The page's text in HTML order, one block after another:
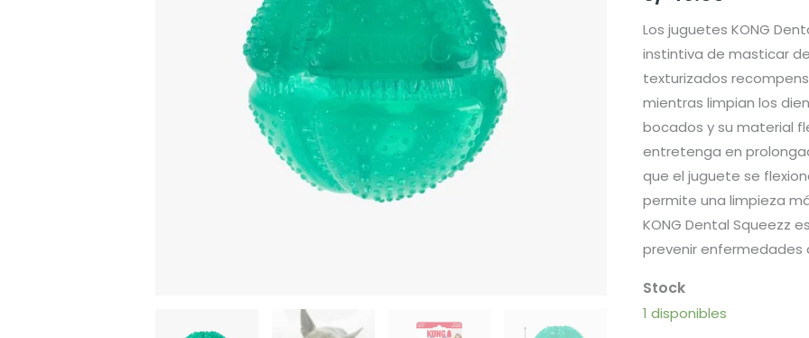
Los juguetes KONG
instintiva de masticar
texturizados
mientras limpian los
bocados y su material
entretenga en
que el juguete se
permite una limpieza
KONG Dental Squeezz
prevenir enfermedades
1 disponibles